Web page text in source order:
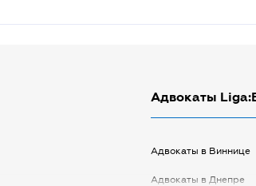
Адвокаты
Адвокаты в Виннице
Адвокаты в Днепре